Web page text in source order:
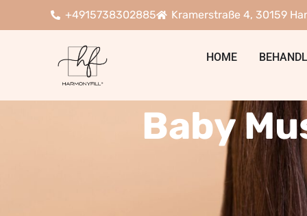
+4915738302885 Kramerstraße 4, 30159
HOME
Baby